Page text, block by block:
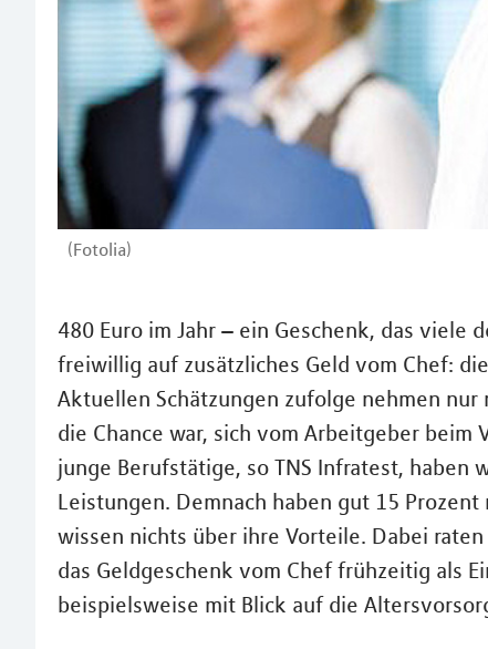
(Fotolia)
480 Euro im Jahr – ein Geschenk, das viele
freiwillig auf zusätzliches Geld vom Chef:
Aktuellen Schätzungen zufolge nehmen
die Chance war, sich vom Arbeitgeber beim
junge Berufstätige, so TNS Infratest, haben
Leistungen. Demnach haben gut 15
wissen nichts über ihre Vorteile. Dabei
das Geldgeschenk vom Chef frühzeitig als
beispielsweise mit Blick auf die